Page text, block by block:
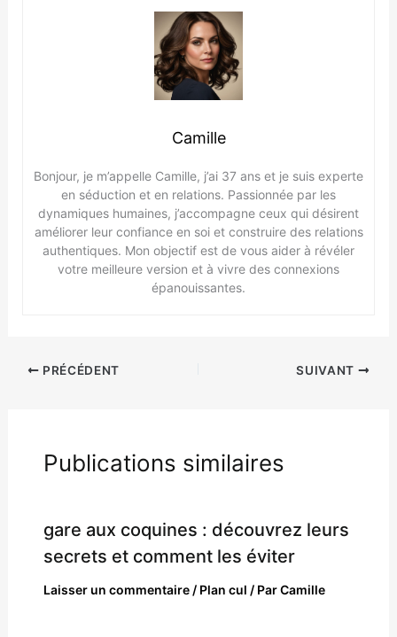
Camille
Bonjour, je m’appelle Camille, j’ai 37 ans et je suis experte
en séduction et en relations. Passionnée par les
dynamiques humaines, j’accompagne ceux qui désirent
améliorer leur confiance en soi et construire des relations
authentiques. Mon objectif est de vous aider à révéler
votre meilleure version et à vivre des connexions
épanouissantes.
PRÉCÉDENT SUIVANT
Publications similaires
gare aux coquines : découvrez leurs
secrets et comment les éviter
Laisser un commentaire / Plan cul / ParCamille